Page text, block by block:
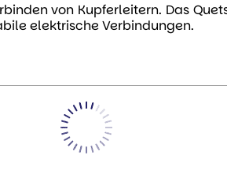
von Kupferleitern. Das
elektrische Verbindungen.